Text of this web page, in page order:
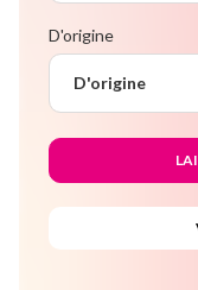
D'origine
D'origine